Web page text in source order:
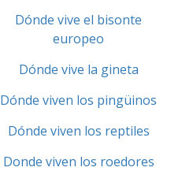
Dónde vive el bisonte
europeo
Dónde vive la gineta
Dónde viven los pingüinos
Dónde viven los reptiles
Donde viven los roedores